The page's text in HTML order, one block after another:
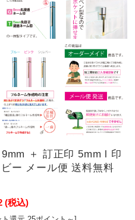
＋ 訂正印 5mm l 印
ー メール便 送料無料
(税込)